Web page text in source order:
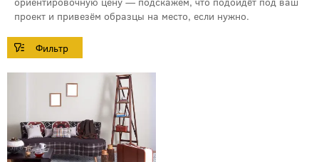
проект и привезём образцы на место, если нужно.